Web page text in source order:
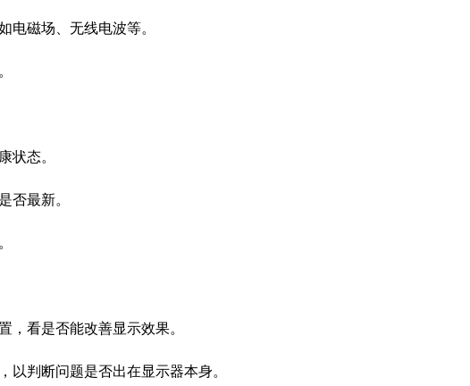
磁场、无线电波等。
态。
最新。
看是否能改善显示效果。
判断问题是否出在显示器本身。